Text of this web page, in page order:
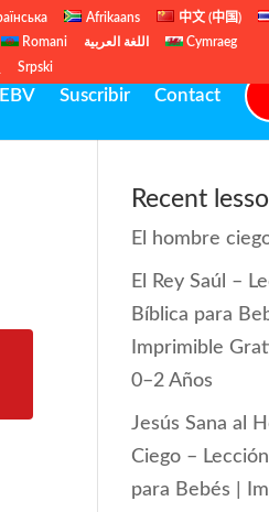
Afrikaans 中文 (中国)
Romani
اللغة العربية
Cymraeg
Srpski
EBV Suscribir Contact
Recent
El hombre
El Rey Saúl –
Bíblica para
Imprimible
0–2 Años
Jesús Sana al
Ciego –
para Bebés |